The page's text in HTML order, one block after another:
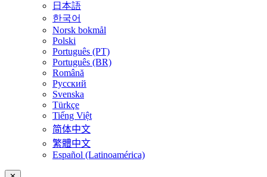
日本語
한국어
Norsk bokmål
Polski
Português (PT)
Português (BR)
Română
Русский
Svenska
Türkçe
Tiếng Việt
简体中文
繁體中文
Español (Latinoamérica)